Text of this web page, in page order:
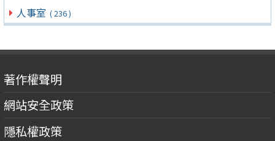
人事室 ( 236 )
著作權聲明
網站安全政策
隱私權政策